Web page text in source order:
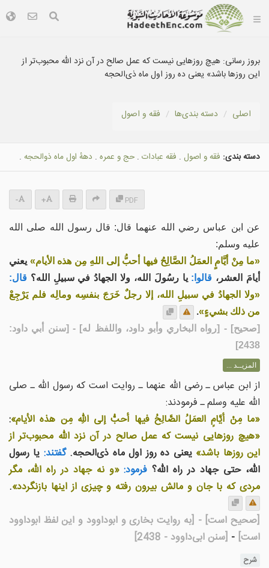
بروز رسانی: هیچ روزهایی نیست که عمل صالح در آن نزد الله محبوب‌تر از
این روزها باشد» یعنی ده روز اول ماه ذی‌الحجه
اصلی دسته بندى‌ها فقه و اصول
دسته بندی: فقه و اصول . فقه عبادات . حج و عمره . دههٔ اول ماه ذوالحجه .
PDF
+
-
عن ابن عباس رضي الله عنهما قال: قال رسول الله صلى الله
عليه وسلم:
«ما مِنْ أيَّامٍ العمَلُ الصَّالِحُ فيها أحبُّ إلى اللهِ مِن هذه الأيام» يعني
أيامَ العشر، قالوا: يا رسُولَ الله، ولا الجهادُ في سبيلِ الله؟ قال:
«ولا الجهادُ في سبيلِ الله، إلا رجلٌ خَرَجَ بنفسِه ومالِه فلم يَرْجِعْ
من ذلك بشيءٍ».
[صحيح] - [رواه البخاري وأبو داود، واللفظ له] - [سنن أبي داود:
2438]
المزيــد ...
از ابن عباس ـ رضی الله عنهما ـ روایت است که رسول الله ـ صلی
الله علیه وسلم ـ فرمودند:
«ما مِنْ أيَّامٍ العمَلُ الصَّالِحُ فيها أحبُّ إلى اللهِ مِن هذه الأيام»:
«هیچ روزهایی نیست که عمل صالح در آن نزد الله محبوب‌تر از
این روزها باشد» یعنی ده روز اول ماه ذی‌الحجه. گفتند: یا رسول
الله، حتی جهاد در راه الله؟فرمود: «و نه جهاد در راه الله، مگر
مردی که با جان و مالش بیرون رفته و چیزی از اینها بازنگردد».
[صحیح است] - [به روایت بخاری و ابوداوود و این لفظ ابوداوود
است] - [سنن ابی‌داوود - 2438]
شرح